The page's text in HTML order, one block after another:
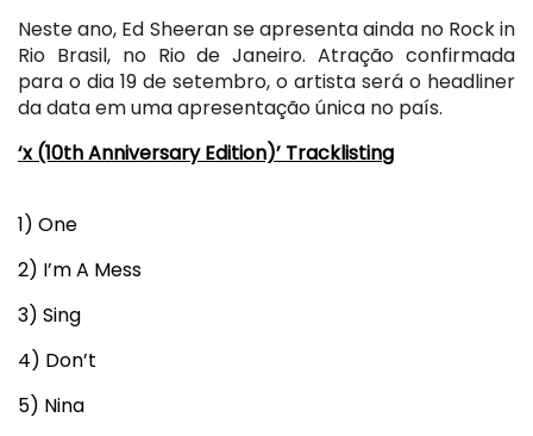
Neste ano, Ed Sheeran se apresenta ainda no Rock in
Rio Brasil, no Rio de Janeiro. Atração confirmada
para o dia 19 de setembro, o artista será o headliner
da data em uma apresentação única no país.
‘x (10th Anniversary Edition)’ Tracklisting
1) One
2) I’m A Mess
3) Sing
4) Don’t
5) Nina